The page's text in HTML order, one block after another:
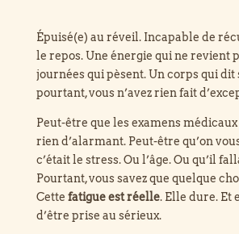
Épuisé(e) au réveil. Incapable de
le repos. Une énergie qui ne revient
journées qui pèsent. Un corps qui dit
pourtant, vous n’avez rien fait
Peut-être que les examens
rien d’alarmant. Peut-être qu’on
c’était le stress. Ou l’âge. Ou qu’il
Pourtant, vous savez que quelque
Cette fatigue est réelle. Elle dure. Et
d’être prise au sérieux.